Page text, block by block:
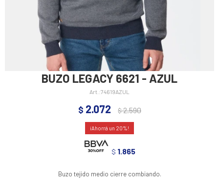
BUZO LEGACY 6621 - AZUL
74619AZUL
$ 2.072 $2.590
20
$ 1.865
Buzo tejido medio cierre combiando.